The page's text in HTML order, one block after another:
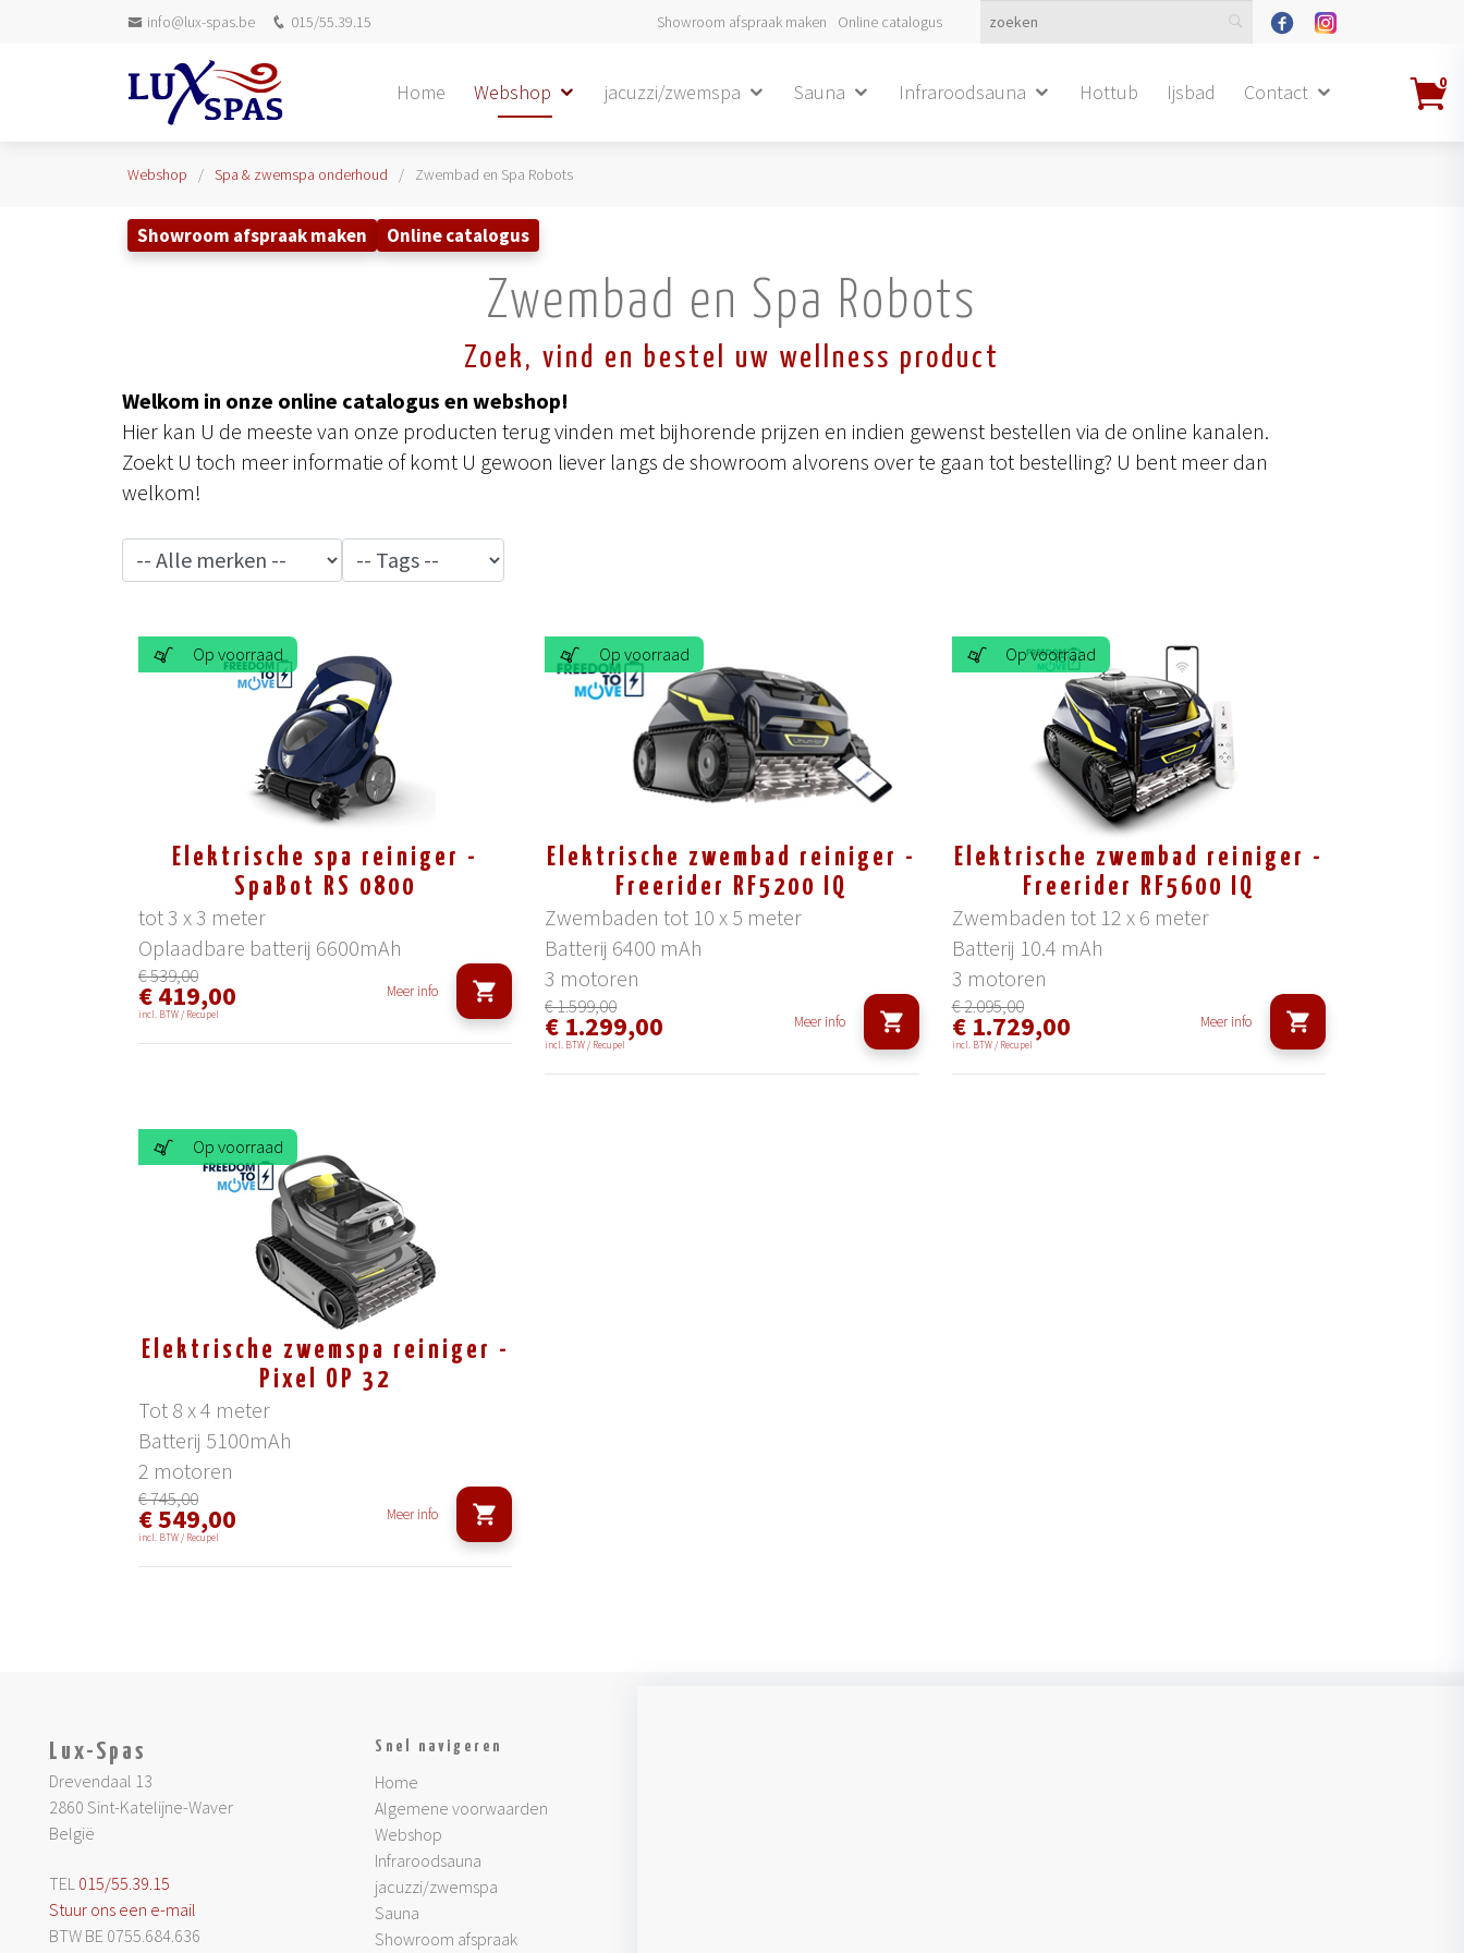
info@lux-spas.be 015/55.39.15 Showroom afspraak maken Online catalogus
0
Home Webshop jacuzzi/zwemspa Sauna Infraroodsauna Hottub Ijsbad Contact
Webshop Spa & zwemspa onderhoud Zwembad en Spa Robots
Zwembad en Spa Robots
Zoek, vind en bestel uw wellness product
Welkom in onze online catalogus en webshop!
Hier kan U de meeste van onze producten terug vinden met bijhorende prijzen en indien gewenst bestellen via de online kanalen.
Zoekt U toch meer informatie of komt U gewoon liever langs de showroom alvorens over te gaan tot bestelling? U bent meer dan
welkom!
Showroom afspraak maken Online catalogus
Op voorraad
Elektrische spa reiniger -
SpaBot RS 0800
tot 3 x 3 meter
Oplaadbare batterij 6600mAh
€ 539,00
€ 419,00
incl. BTW / Recupel
Meer info
Op voorraad
Elektrische zwembad reiniger -
Freerider RF5200 IQ
Zwembaden tot 10 x 5 meter
Batterij 6400 mAh
3 motoren
€ 1.599,00
€ 1.299,00
incl. BTW / Recupel
Meer info
Op voorraad
Elektrische zwembad reiniger -
Freerider RF5600 IQ
Zwembaden tot 12 x 6 meter
Batterij 10.4 mAh
3 motoren
€ 2.095,00
€ 1.729,00
incl. BTW / Recupel
Meer info
Op voorraad
Elektrische zwemspa reiniger -
Pixel OP 32
Tot 8 x 4 meter
Batterij 5100mAh
2 motoren
€ 745,00
€ 549,00
incl. BTW / Recupel
Meer info
Lux-Spas
Drevendaal 13
2860 Sint-Katelijne-Waver
België
TEL 015/55.39.15
Stuur ons een e-mail
BTW BE 0755.684.636
Snel navigeren
Home
Algemene voorwaarden
Webshop
Infraroodsauna
jacuzzi/zwemspa
Sauna
Showroom afspraak